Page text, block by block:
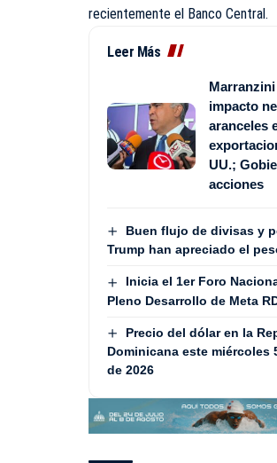
recientemente el Banco Central.
Leer Más
impacto
aranceles
UU.;
acciones
Buen flujo de divisas y
Trump han apreciado el
Inicia el 1er Foro
Pleno Desarrollo de Meta
Precio del dólar en la
Dominicana este miércoles
de 2026